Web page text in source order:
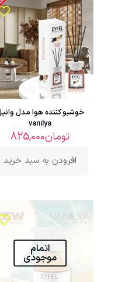
خوشبو کننده هوا مدل
vanilya
تومان825,000
افزودن به سبد خرید
اتمام
موجودی